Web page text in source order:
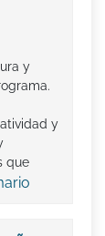
y
y
que